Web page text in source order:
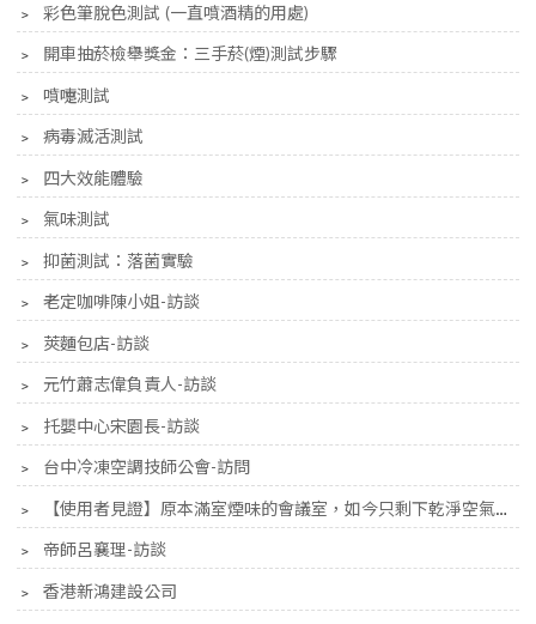
﹥ 彩色筆脫色測試 (一直噴酒精的用處)
﹥ 開車抽菸檢舉獎金：三手菸(煙)測試步驟
﹥ 噴嚏測試
﹥ 病毒滅活測試
﹥ 四大效能體驗
﹥ 氣味測試
﹥ 抑菌測試：落菌實驗
﹥ 老定咖啡陳小姐-訪談
﹥ 莢麵包店-訪談
﹥ 元竹蕭志偉負責人-訪談
﹥ 托嬰中心宋園長-訪談
﹥ 台中冷凍空調技師公會-訪問
﹥ 【使用者見證】原本滿室煙味的會議室，如今只剩下乾淨空氣的味道
﹥ 帝師呂襄理-訪談
﹥ 香港新鴻建設公司